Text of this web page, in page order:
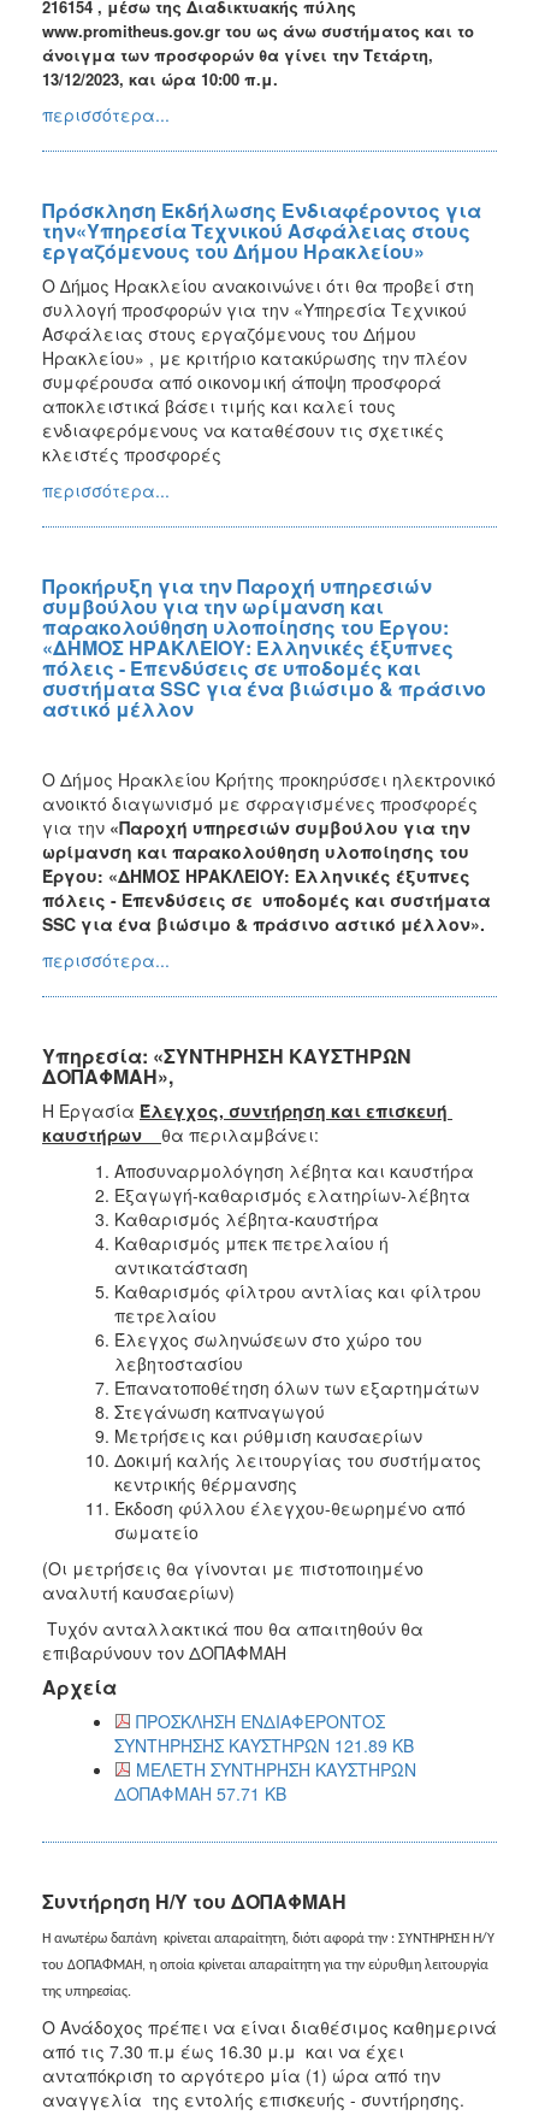
216154 , μέσω της Διαδικτυακής πύλης
www.promitheus.gov.gr του ως άνω συστήματος και το
άνοιγμα των προσφορών θα γίνει την Τετάρτη,
13/12/2023, και ώρα 10:00 π.μ.
περισσότερα...
Πρόσκληση Εκδήλωσης Ενδιαφέροντος για
την«Υπηρεσία Τεχνικού Ασφάλειας στους
εργαζόμενους του Δήμου Ηρακλείου»
Ο ∆ήµος Ηρακλείου ανακοινώνει ότι θα προβεί στη
συλλογή προσφορών για την «Υπηρεσία Τεχνικού
Ασφάλειας στους εργαζόμενους του Δήμου
Ηρακλείου» , με κριτήριο κατακύρωσης την πλέον
συμφέρουσα από οικονομική άποψη προσφορά
αποκλειστικά βάσει τιμής και καλεί τους
ενδιαφερόμενους να καταθέσουν τις σχετικές
κλειστές προσφορές
περισσότερα...
Προκήρυξη για την Παροχή υπηρεσιών
συμβούλου για την ωρίμανση και
παρακολούθηση υλοποίησης του Έργου:
«ΔΗΜΟΣ ΗΡΑΚΛΕΙΟΥ: Ελληνικές έξυπνες
πόλεις - Επενδύσεις σε υποδομές και
συστήματα SSC για ένα βιώσιμο & πράσινο
αστικό μέλλον
Ο Δήμος Ηρακλείου Κρήτης προκηρύσσει ηλεκτρονικό
ανοικτό διαγωνισμό με σφραγισμένες προσφορές
για την «Παροχή υπηρεσιών συμβούλου για την
ωρίμανση και παρακολούθηση υλοποίησης του
Έργου: «ΔΗΜΟΣ ΗΡΑΚΛΕΙΟΥ: Ελληνικές έξυπνες
πόλεις - Επενδύσεις σε υποδομές και συστήματα
SSC για ένα βιώσιμο & πράσινο αστικό μέλλον».
περισσότερα...
Υπηρεσία: «ΣΥΝΤΗΡΗΣΗ ΚΑΥΣΤΗΡΩΝ
ΔΟΠΑΦΜΑΗ»,
Η Εργασία Έλεγχος, συντήρηση και επισκευή
καυστήρων θα περιλαμβάνει:
Αποσυναρμολόγηση λέβητα και καυστήρα
Εξαγωγή-καθαρισμός ελατηρίων-λέβητα
Καθαρισμός λέβητα-καυστήρα
Καθαρισμός μπεκ πετρελαίου ή
αντικατάσταση
Καθαρισμός φίλτρου αντλίας και φίλτρου
πετρελαίου
Έλεγχος σωληνώσεων στο χώρο του
λεβητοστασίου
Επανατοποθέτηση όλων των εξαρτημάτων
Στεγάνωση καπναγωγού
Μετρήσεις και ρύθμιση καυσαερίων
Δοκιμή καλής λειτουργίας του συστήματος
κεντρικής θέρμανσης
Έκδοση φύλλου έλεγχου-θεωρημένο από
σωματείο
(Οι μετρήσεις θα γίνονται με πιστοποιημένο
αναλυτή καυσαερίων)
Τυχόν ανταλλακτικά που θα απαιτηθούν θα
επιβαρύνουν τον ΔΟΠΑΦΜΑΗ
Αρχεία
ΠΡΟΣΚΛΗΣΗ ΕΝΔΙΑΦΕΡΟΝΤΟΣ
ΣΥΝΤΗΡΗΣΗΣ ΚΑΥΣΤΗΡΩΝ 121.89 KB
ΜΕΛΕΤΗ ΣΥΝΤΗΡΗΣΗ ΚΑΥΣΤΗΡΩΝ
ΔΟΠΑΦΜΑΗ 57.71 KB
Συντήρηση Η/Υ του ΔΟΠΑΦΜΑΗ
Η ανωτέρω δαπάνη κρίνεται απαραίτητη, διότι αφορά την : ΣΥΝΤΗΡΗΣΗ Η/Υ
του ΔΟΠΑΦΜΑΗ, η οποία κρίνεται απαραίτητη για την εύρυθμη λειτουργία
της υπηρεσίας.
Ο Ανάδοχος πρέπει να είναι διαθέσιμος καθημερινά
από τις 7.30 π.μ έως 16.30 μ.μ και να έχει
ανταπόκριση το αργότερο μία (1) ώρα από την
αναγγελία της εντολής επισκευής - συντήρησης.